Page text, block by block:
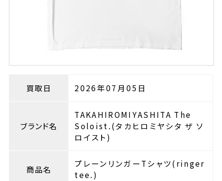
買取日 2026年07月05日
ブランド名
TAKAHIROMIYASHITA The
Soloist.(タカヒロミヤシタ ザ ソ
ロイスト)
商品名
プレーンリンガーTシャツ(ringer
tee.)